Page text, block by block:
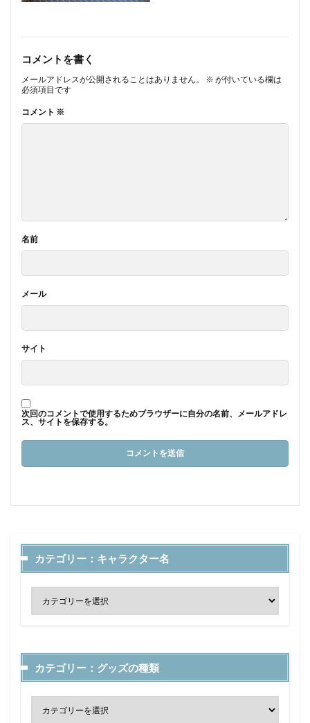
コメントを書く
メールアドレスが公開されることはありません。 ※ が付いている欄は
必須項目です
コメント ※
名前
メール
サイト
次回のコメントで使用するためブラウザーに自分の名前、メールアドレ
ス、サイトを保存する。
カテゴリー：キャラクター名
カテゴリー：グッズの種類